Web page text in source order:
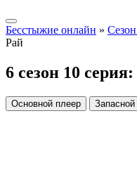
Бесстыжие онлайн »
Рай
6 сезон 10
Основной плеер